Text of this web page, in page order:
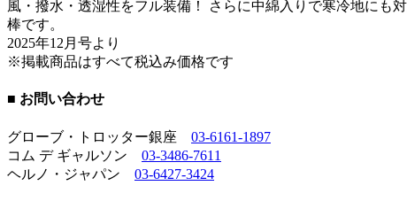
風・撥水・透湿性をフル装備！ さらに中綿入りで寒冷地にも
棒です。
2025年12月号より
※掲載商品はすべて税込み価格です
■ お問い合わせ
グローブ・トロッター銀座 03-6161-1897
コム デ ギャルソン 03-3486-7611
ヘルノ・ジャパン 03-6427-3424